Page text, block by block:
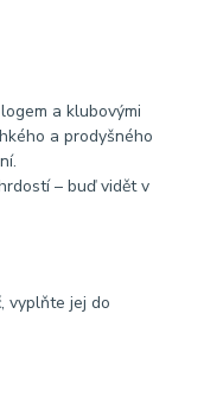
a klubovými
a prodyšného
– buď vidět v
vyplňte jej do